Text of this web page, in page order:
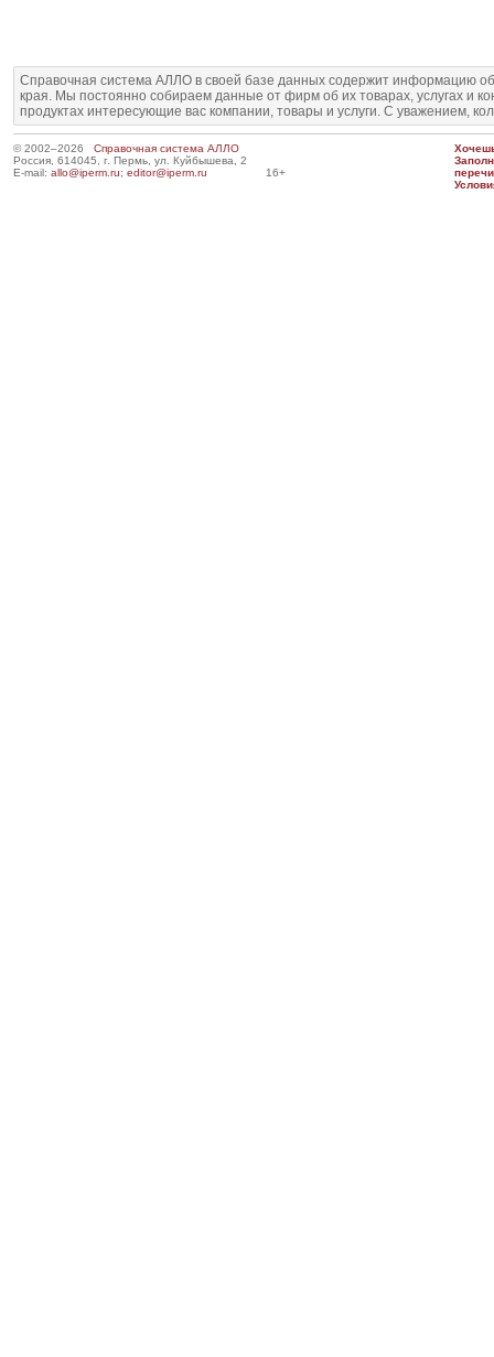
Справочная система АЛЛО в своей базе данных содержит информацию
края. Мы постоянно собираем данные от фирм об их товарах, услугах и
продуктах интересующие вас компании, товары и услуги. С уважением,
© 2002–2026 Справочная система АЛЛО
Россия, 614045, г. Пермь, ул. Куйбышева, 2
E-mail: allo@iperm.ru; editor@iperm.ru 16+